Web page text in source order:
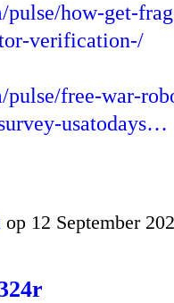
how-get-
verification-/
free-war-
usatodays…
op 12 September